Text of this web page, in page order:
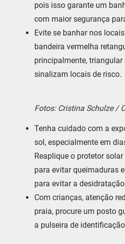
pois isso garante um
com maior segurança
Evite se banhar nos
bandeira vermelha
principalmente,
sinalizam locais de risco.
Fotos: Cristina Schulze /
Tenha cuidado com a
sol, especialmente em
Reaplique o protetor
para evitar queimaduras
para evitar a
Com crianças, atenção
praia, procure um posto
a pulseira de